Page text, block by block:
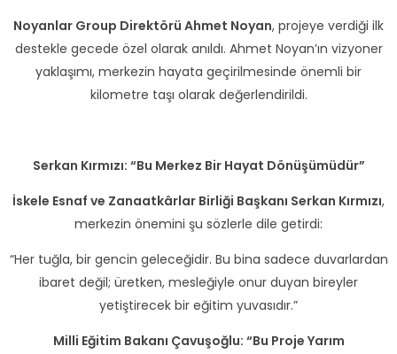
Noyanlar Group Direktörü Ahmet Noyan, projeye verdiği ilk
destekle gecede özel olarak anıldı. Ahmet Noyan’ın vizyoner
yaklaşımı, merkezin hayata geçirilmesinde önemli bir
kilometre taşı olarak değerlendirildi.
Serkan Kırmızı: “Bu Merkez Bir Hayat Dönüşümüdür”
İskele Esnaf ve Zanaatkârlar Birliği Başkanı Serkan Kırmızı,
merkezin önemini şu sözlerle dile getirdi:
“Her tuğla, bir gencin geleceğidir. Bu bina sadece duvarlardan
ibaret değil; üretken, mesleğiyle onur duyan bireyler
yetiştirecek bir eğitim yuvasıdır.”
Milli Eğitim Bakanı Çavuşoğlu: “Bu Proje Yarım